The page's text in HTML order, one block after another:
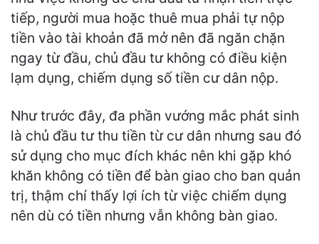
tiếp, người mua hoặc thuê mua phải tự nộp
tiền vào tài khoản đã mở nên đã ngăn chặn
ngay từ đầu, chủ đầu tư không có điều kiện
lạm dụng, chiếm dụng số tiền cư dân nộp.
Như trước đây, đa phần vướng mắc phát sinh
là chủ đầu tư thu tiền từ cư dân nhưng sau đó
sử dụng cho mục đích khác nên khi gặp khó
khăn không có tiền để bàn giao cho ban quản
trị, thậm chí thấy lợi ích từ việc chiếm dụng
nên dù có tiền nhưng vẫn không bàn giao.